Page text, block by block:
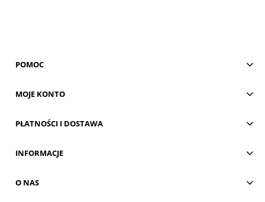
POMOC
MOJE KONTO
PŁATNOŚCI I DOSTAWA
INFORMACJE
O NAS